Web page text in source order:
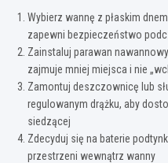
Wybierz wannę z płaskim
zapewni bezpieczeństwo
Zainstaluj parawan
zajmuje mniej miejsca i nie
Zamontuj deszczownicę lub
regulowanym drążku, aby
siedzącej
Zdecyduj się na baterie
przestrzeni wewnątrz wanny